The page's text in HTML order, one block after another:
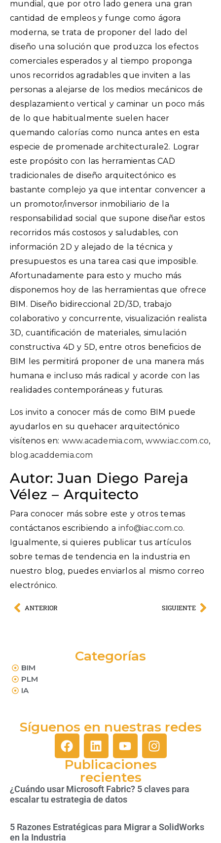
mundial, que por otro lado genera una gran
cantidad de empleos y funge como ágora
moderna, se trata de proponer del lado del
diseño una solución que produzca los efectos
comerciales esperados y al tiempo proponga
unos recorridos agradables que inviten a las
personas a alejarse de los medios mecánicos de
desplazamiento vertical y caminar un poco más
de lo que habitualmente suelen hacer
quemando calorías como nunca antes en esta
especie de promenade architecturale2. Lograr
este propósito con las herramientas CAD
tradicionales de diseño arquitectónico es
bastante complejo ya que intentar convencer a
un promotor/inversor inmobiliario de la
responsabilidad social que supone diseñar estos
recorridos más costosos y saludables, con
información 2D y alejado de la técnica y
presupuestos es una tarea casi que imposible.
Afortunadamente para esto y mucho más
disponemos hoy de las herramientas que ofrece
BIM. Diseño bidireccional 2D/3D, trabajo
colaborativo y concurrente, visualización realista
3D, cuantificación de materiales, simulación
constructiva 4D y 5D, entre otros beneficios de
BIM les permitirá proponer de una manera más
humana e incluso más radical y acorde con las
realidades contemporáneas y futuras.
Los invito a conocer más de como BIM puede
ayudarlos en su quehacer arquitectónico
visítenos en: www.academia.com,www.iac.com.co,
blog.acaddemia.com
Autor: Juan Diego Pareja
Vélez – Arquitecto
Para conocer más sobre este y otros temas
contáctanos escribiendo ainfo@iac.com.co.
Igualmente, si quieres publicar tus artículos
sobre temas de tendencia en la industria en
nuestro blog, puedes enviarlos al mismo correo
electrónico.
ANTERIOR SIGUIENTE
Categorías
BIM
PLM
IA
Síguenos en nuestras redes
Publicaciones
recientes
¿Cuándo usar Microsoft Fabric? 5 claves para
escalar tu estrategia de datos
5 Razones Estratégicas para Migrar a SolidWorks
en la Industria